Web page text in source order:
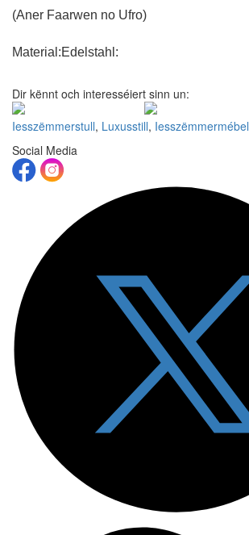
(Aner Faarwen no Ufro)
Material:Edelstahl:
Dir kënnt och interesséiert sinn un:
Iesszëmmerstull, Luxusstill, Iesszëmmermébel
Social Media